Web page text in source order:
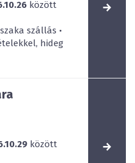
között
szállás •
hideg
között